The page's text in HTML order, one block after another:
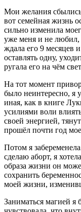
Мои желания
вот семейная жизнь
сильно изменила
уже меня и не любил,
ждала его 9 месяцев
оставлять одну,
ругала его на чём
На тот момент
было неинтересно, я
иная, как в книге
усилиями воли
своей энергией,
прошёл почти год
Потом я
сделаю аборт, я
образа жизни он
сохранить
моей жизни,
Заниматься магией я